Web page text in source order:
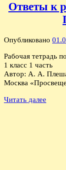
Ответы к
Опубликовано
Рабочая тетрадь
1 класс 1 часть
Автор: А. А.
Москва
Читать далее